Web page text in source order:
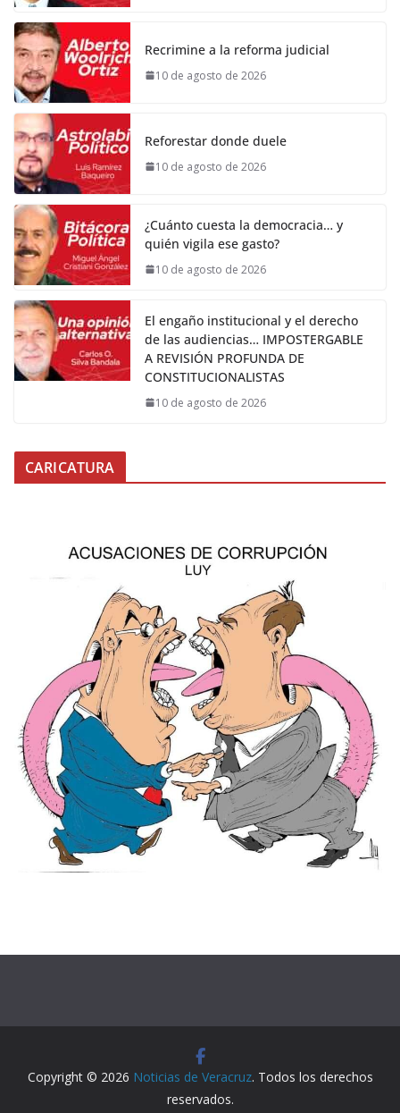
Recrimine a la reforma judicial
10 de agosto de 2026
Reforestar donde duele
10 de agosto de 2026
¿Cuánto cuesta la democracia… y
quién vigila ese gasto?
10 de agosto de 2026
El engaño institucional y el derecho
de las audiencias… IMPOSTERGABLE
A REVISIÓN PROFUNDA DE
CONSTITUCIONALISTAS
10 de agosto de 2026
CARICATURA
Copyright © 2026 Noticias de Veracruz. Todos los derechos
reservados.